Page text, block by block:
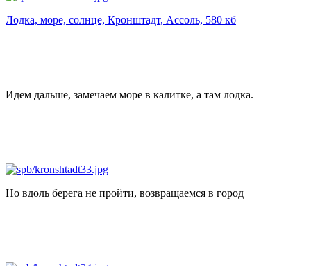
Лодка, море, солнце, Кронштадт, Ассоль, 580 кб
Идем дальше, замечаем море в калитке, а там лодка.
Но вдоль берега не пройти, возвращаемся в город